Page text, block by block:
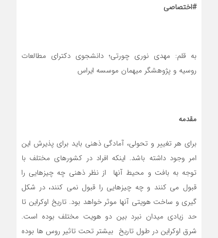
#اختصاصی
به قلم: مهدی نوری چورتی؛ دانشجوی دکترای مطالعات
روسیه و پژوهشگر میهمان موسسه ایراس
مقدمه
برای هر تغییر و تحولی، آمادگی ذهنی باید برای پذیرش این
امر وجود داشته باشد. اینکه افراد در کشورهای مختلف با
توجه به بافت و محیط آنها از نظر ذهنی چه چیزهایی را
قبول می کنند و چه چیزهایی را قبول نمی کنند، در شکل
گیری و ساخت هویتی آنها موثر خواهد بود. تاریخ اوکراین تا
حد زیادی میدان نبرد بین دو هویت مختلف بوده است.
شرق اوکراین در طول تاریخ بیشتر تحت تاثیر روس ها بوده